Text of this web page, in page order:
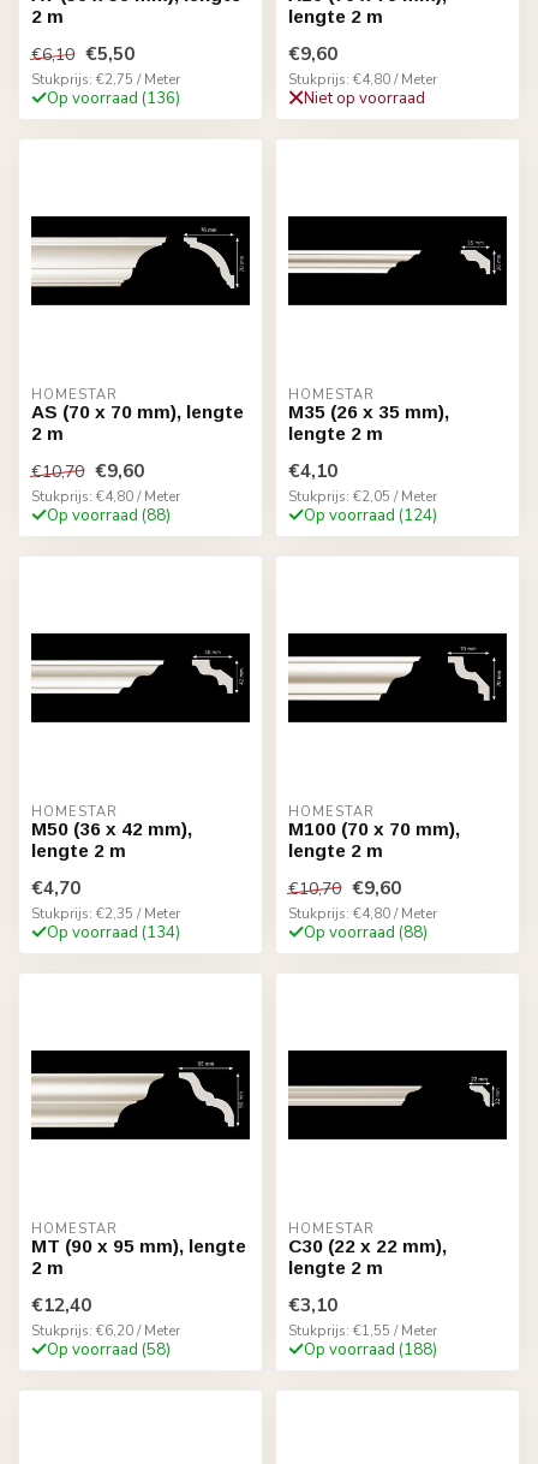
2 m
€6,10 €5,50
Stukprijs: €2,75 / Meter
Op voorraad (136)
lengte 2 m
€9,60
Stukprijs: €4,80 / Meter
Niet op voorraad
HOMESTAR
AS (70 x 70 mm), lengte
2 m
€10,70 €9,60
Stukprijs: €4,80 / Meter
Op voorraad (88)
HOMESTAR
M35 (26 x 35 mm),
lengte 2 m
€4,10
Stukprijs: €2,05 / Meter
Op voorraad (124)
HOMESTAR
M50 (36 x 42 mm),
lengte 2 m
€4,70
Stukprijs: €2,35 / Meter
Op voorraad (134)
HOMESTAR
M100 (70 x 70 mm),
lengte 2 m
€10,70 €9,60
Stukprijs: €4,80 / Meter
Op voorraad (88)
HOMESTAR
MT (90 x 95 mm), lengte
2 m
€12,40
Stukprijs: €6,20 / Meter
Op voorraad (58)
HOMESTAR
C30 (22 x 22 mm),
lengte 2 m
€3,10
Stukprijs: €1,55 / Meter
Op voorraad (188)